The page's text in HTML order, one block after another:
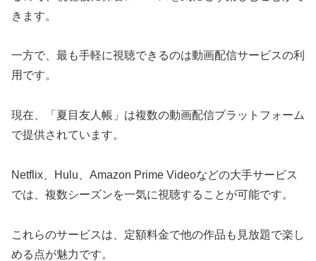
きます。
一方で、最も手軽に視聴できるのは動画配信サービスの利
用です。
現在、「夏目友人帳」は複数の動画配信プラットフォーム
で提供されています。
Netflix、Hulu、Amazon Prime Videoなどの大手サービス
では、複数シーズンを一気に視聴することが可能です。
これらのサービスは、定額料金で他の作品も見放題で楽し
める点が魅力です。